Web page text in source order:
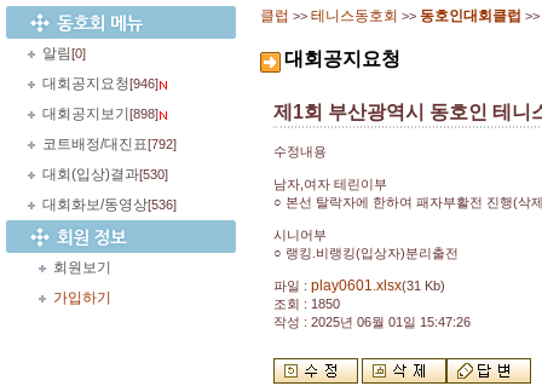
알림[0]
대회공지요청[946]
대회공지보기 [898]
코트배정/대진표[792]
대회(입상)결과[530]
대회화보/동영상[536]
회원보기
가입하기
클럽 >> 테니스동호회 >> 동호인대회클럽 >>
대회공지요청
제1회 부산광역시 동호인 테니
수정내용
남자,여자 테린이부
○ 본선 탈락자에 한하여 패자부활전 진행(삭
시니어부
○ 랭킹.비랭킹(입상자)분리출전
파일 : play0601.xlsx(31 Kb)
조회 : 1850
작성 : 2025년 06월 01일 15:47:26